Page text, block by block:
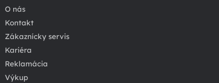
O nás
Kontakt
Zákaznícky servis
Kariéra
Reklamácia
Výkup